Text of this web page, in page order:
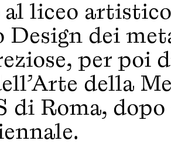
liceo
Design dei
per poi
della
di Roma,